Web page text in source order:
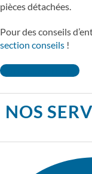
pièces détachées.
Pour des conseils
section conseils !
Contactez-nous !
NOS